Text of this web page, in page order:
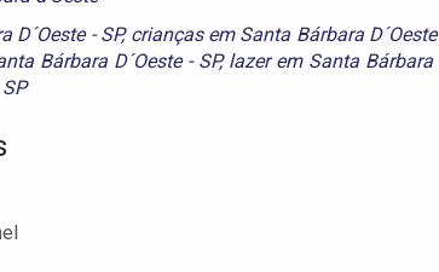
D´Oeste - SP, crianças em Santa Bárbara D´Oeste
Bárbara D´Oeste - SP, lazer em Santa Bárbara